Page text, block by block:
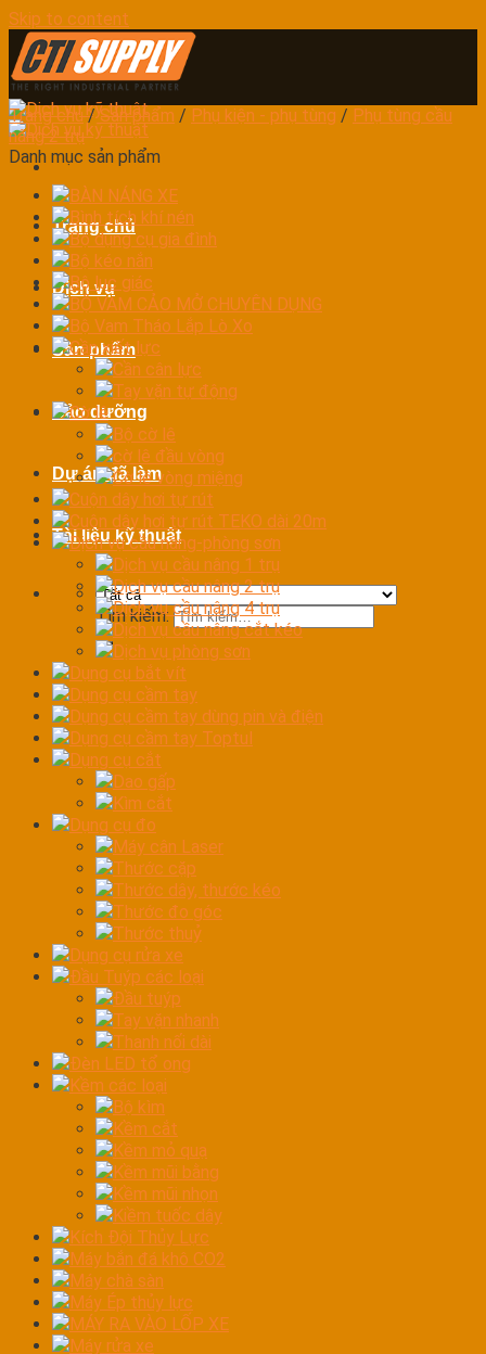
Skip to content
Trang chủ
Dịch vụ
Sản phẩm
Bảo dưỡng
Dự án đã làm
Tài liệu kỹ thuật
Tìm kiếm:
Trang chủ / Sản phẩm / Phụ kiện - phụ tùng / Phụ tùng cầu
nâng 2 trụ
Danh mục sản phẩm
BÀN NÁNG XE
Bình tích khí nén
Bộ dụng cụ gia đình
Bộ kéo nắn
Bộ lục giác
BỘ VAM CẢO MỞ CHUYÊN DỤNG
Bộ Vam Tháo Lắp Lò Xo
Cần xiết lực
Cần cân lực
Tay vặn tự động
Cờ lê
Bộ cờ lê
cờ lê đầu vòng
Cờ lê vòng miệng
Cuộn dây hơi tự rút
Cuộn dây hơi tự rút TEKO dài 20m
Dịch vụ cầu nâng-phòng sơn
Dịch vụ cầu nâng 1 trụ
Dịch vụ cầu nâng 2 trụ
Dịch vụ cầu nâng 4 trụ
Dịch vụ cầu nâng cắt kéo
Dịch vụ phòng sơn
Dụng cụ bắt vít
Dụng cụ cầm tay
Dụng cụ cầm tay dùng pin và điện
Dụng cụ cầm tay Toptul
Dụng cụ cắt
Dao gấp
Kìm cắt
Dụng cụ đo
Máy cân Laser
Thước cặp
Thước dây, thước kéo
Thước đo góc
Thước thuỷ
Dụng cụ rửa xe
Đầu Tuýp các loại
Đầu tuýp
Tay vặn nhanh
Thanh nối dài
Đèn LED tổ ong
Kềm các loại
Bộ kìm
Kềm cắt
Kềm mỏ quạ
Kềm mũi bằng
Kềm mũi nhọn
Kiềm tuốc dây
Kích Đội Thủy Lực
Máy bắn đá khô CO2
Máy chà sàn
Máy Ép thủy lực
MÁY RA VÀO LỐP XE
Máy rửa xe